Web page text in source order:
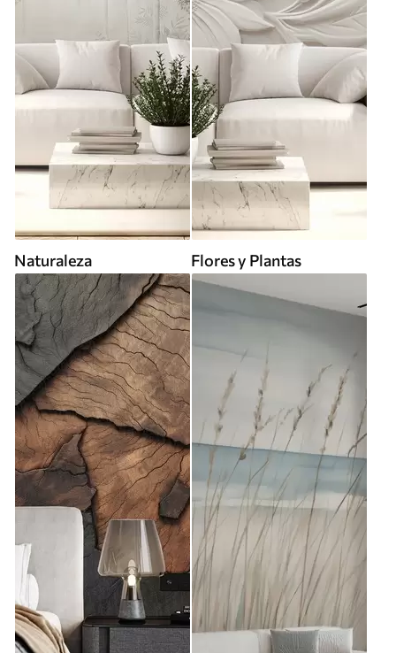
Naturaleza Flores y Plantas